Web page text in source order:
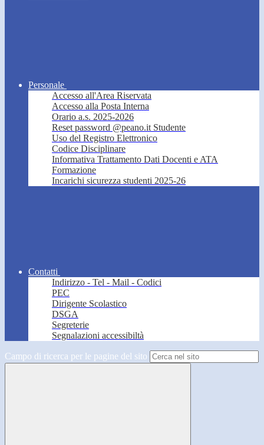
Personale
Accesso all'Area Riservata
Accesso alla Posta Interna
Orario a.s. 2025-2026
Reset password @peano.it Studente
Uso del Registro Elettronico
Codice Disciplinare
Informativa Trattamento Dati Docenti e ATA
Formazione
Incarichi sicurezza studenti 2025-26
Contatti
Indirizzo - Tel - Mail - Codici
PEC
Dirigente Scolastico
DSGA
Segreterie
Segnalazioni accessibiltà
Campo di ricerca per le pagine del sito